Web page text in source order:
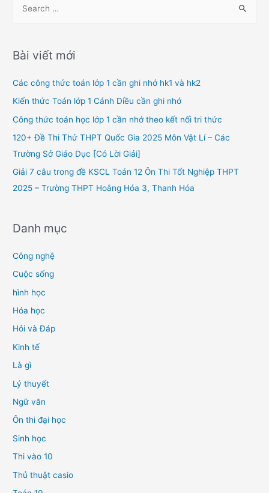
r
h
f
o
Bài viết mới
Các công thức toán lớp 1 cần ghi nhớ hk1 và hk2
Kiến thức Toán lớp 1 Cánh Diều cần ghi nhớ
Công thức toán học lớp 1 cần nhớ theo kết nối tri thức
120+ Đề Thi Thử THPT Quốc Gia 2025 Môn Vật Lí – Các
Trường Sở Giáo Dục [Có Lời Giải]
Giải 7 câu trong đề KSCL Toán 12 Ôn Thi Tốt Nghiệp THPT
2025 – Trường THPT Hoằng Hóa 3, Thanh Hóa
Danh mục
Công nghệ
Cuộc sống
hình học
Hóa học
Hỏi và Đáp
Kinh tế
Là gì
Lý thuyết
Ngữ văn
Ôn thi đại học
Sinh học
Thi vào 10
Thủ thuật casio